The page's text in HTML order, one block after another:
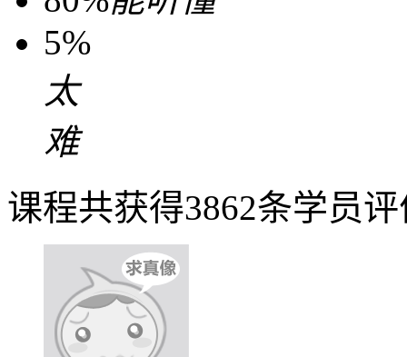
5%
太
难
课程共获得3862条学员